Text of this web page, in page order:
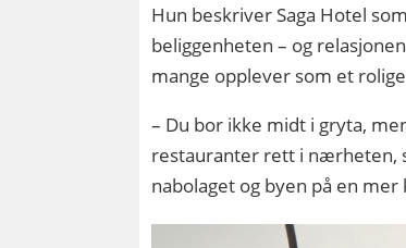
Hun beskriver Saga Hotel
beliggenheten – og
mange opplever som et
– Du bor ikke midt i gryta,
restauranter rett i nærheten,
nabolaget og byen på en